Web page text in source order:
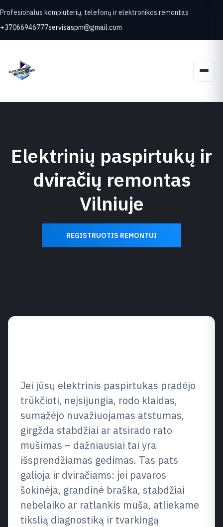
Profesionalus kompiuterių, telefonų ir elektronikos remontas
+37066946777servisaspm@gmail.com
Elektrinių paspirtukų ir
dviračių remontas
Vilniuje
REGISTRUOTIS REMONTUI
Jei jūsų elektrinis paspirtukas pradėjo
trūkčioti, neįsijungia, rodo klaidas,
sumažėjo nuvažiuojamas atstumas,
girgžda stabdžiai ar atsirado rato
mušimas – dažniausiai tai yra
išsprendžiamas gedimas. Tas pats
galioja ir dviračiams: jei pavaros
šokinėja, grandinė braška, stabdžiai
nebelaiko ar ratlankis muša, atliekame
tikslią diagnostiką ir tvarkingą